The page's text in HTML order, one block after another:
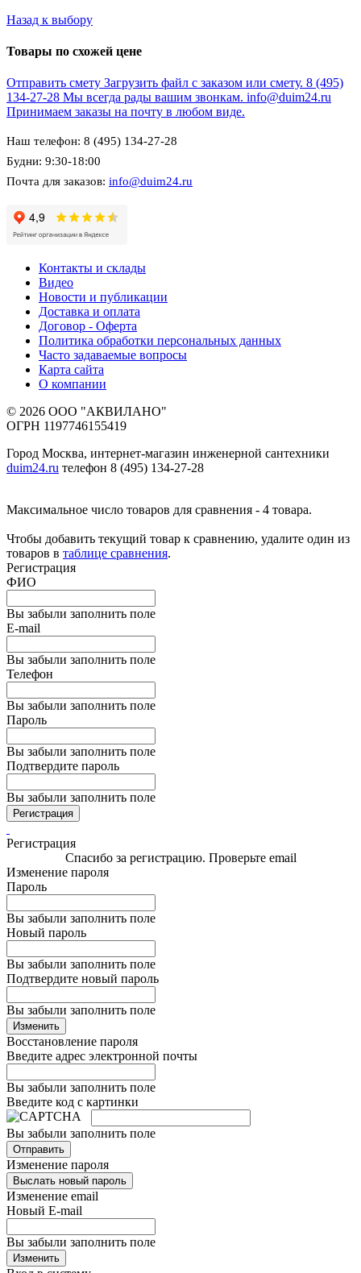
Назад к выбору
Товары по схожей цене
Отправить смету Загрузить файл с заказом или смету. 8 (495)
134-27-28 Мы всегда рады вашим звонкам. info@duim24.ru
Принимаем заказы на почту в любом виде.
Наш телефон: 8 (495) 134-27-28
Будни: 9:30-18:00
Почта для заказов: info@duim24.ru
Контакты и склады
Видео
Новости и публикации
Доставка и оплата
Договор - Оферта
Политика обработки персональных данных
Часто задаваемые вопросы
Карта сайта
О компании
© 2026 ООО "АКВИЛАНО"
ОГРН 1197746155419
Город Москва, интернет-магазин инженерной сантехники
duim24.ru телефон 8 (495) 134-27-28
Максимальное число товаров для сравнения - 4 товара.
Чтобы добавить текущий товар к сравнению, удалите один из
товаров в таблице сравнения.
Регистрация
ФИО
Вы забыли заполнить поле
E-mail
Вы забыли заполнить поле
Телефон
Вы забыли заполнить поле
Пароль
Вы забыли заполнить поле
Подтвердите пароль
Вы забыли заполнить поле
Регистрация
Регистрация
Спасибо за регистрацию. Проверьте email
Изменение пароля
Пароль
Вы забыли заполнить поле
Новый пароль
Вы забыли заполнить поле
Подтвердите новый пароль
Вы забыли заполнить поле
Изменить
Восстановление пароля
Введите адрес электронной почты
Вы забыли заполнить поле
Введите код с картинки
Вы забыли заполнить поле
Отправить
Изменение пароля
Выслать новый пароль
Изменение email
Новый E-mail
Вы забыли заполнить поле
Изменить